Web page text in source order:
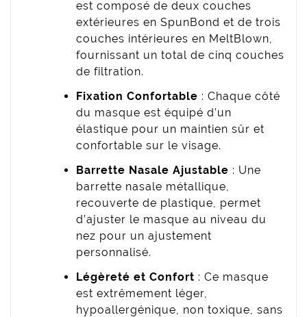
est composé de deux couches
extérieures en SpunBond et de trois
couches intérieures en MeltBlown,
fournissant un total de cinq couches
de filtration.
Fixation Confortable : Chaque côté
du masque est équipé d’un
élastique pour un maintien sûr et
confortable sur le visage.
Barrette Nasale Ajustable : Une
barrette nasale métallique,
recouverte de plastique, permet
d’ajuster le masque au niveau du
nez pour un ajustement
personnalisé.
Légèreté et Confort : Ce masque
est extrêmement léger,
hypoallergénique, non toxique, sans